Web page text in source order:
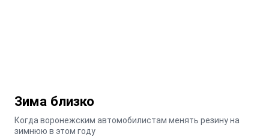
Зима близко
Когда воронежским автомобилистам менять резину на
зимнюю в этом году